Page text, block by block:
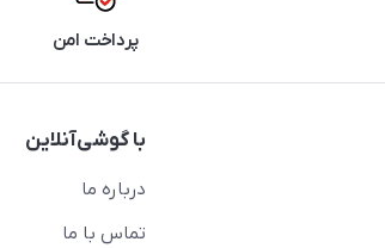
پرداخت امن
با گوشی‌آنلاین
درباره ما
تماس با ما